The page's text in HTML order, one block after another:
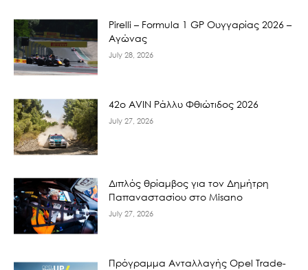
Pirelli – Formula 1 GP Ουγγαρίας 2026 –
Αγώνας
July 28, 2026
42ο AVIN Ράλλυ Φθιώτιδος 2026
July 27, 2026
Διπλός θρίαμβος για τον Δημήτρη
Παπαναστασίου στο Misano
July 27, 2026
Πρόγραμμα Ανταλλαγής Opel Trade-